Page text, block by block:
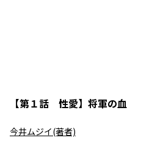
【第１話 性愛】 将軍の血
今井ムジイ(著者)